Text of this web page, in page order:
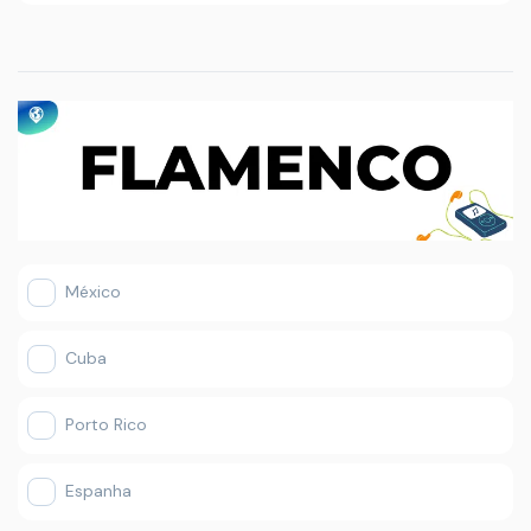
México
Cuba
Porto Rico
Espanha